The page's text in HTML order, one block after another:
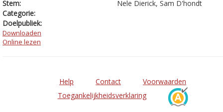
Stem:
Nele Dierick, Sam D'hondt
Categorie:
Doelpubliek:
Downloaden
Online lezen
Help Contact
Voorwaarden
Toegankelijkheidsverklaring